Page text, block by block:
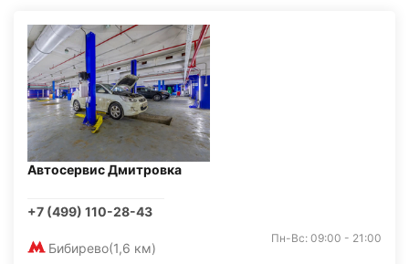
Автосервис Дмитровка
+7 (499) 110-28-43
Бибирево(1,6 км)
Пн-Вс: 09:00 - 21:00